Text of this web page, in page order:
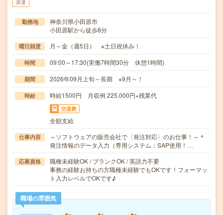
派遣
勤務地
神奈川県小田原市
小田原駅から徒歩8分
曜日頻度 月～金（週5日） ※土日祝休み！
時間 09:00～17:30(実働7時間30分 休憩1時間)
期間 2026年09月上旬～長期 ※9月～！
時給 時給1500円 月収例 225,000円+残業代
交通費
全額支給
仕事内容
～ソフトウェアの販売会社で〈発注対応〉のお仕事！～＊
発注情報のデータ入力（専用システム：SAP使用！…
応募資格
職種未経験OK / ブランクOK / 英語力不要
事務の経験お持ちの方職種未経験でもOKです！フォーマッ
ト入力レベルでOKです♪
職場の雰囲気